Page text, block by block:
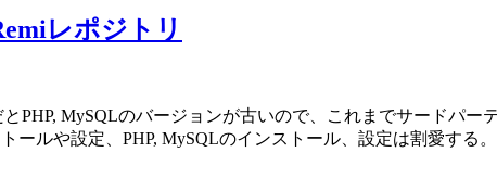
レポジトリ
PHP, MySQLのバージョンが古いので、これまでサードパー
ールや設定、PHP, MySQLのインストール、設定は割愛する。